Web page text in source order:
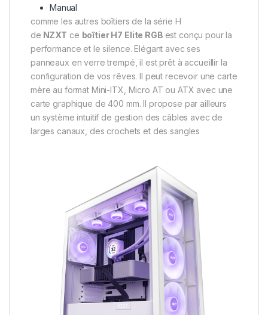
Manual
comme les autres boîtiers de la série H
de NZXT ce boîtier H7 Elite RGB est conçu pour la
performance et le silence. Elégant avec ses
panneaux en verre trempé, il est prêt à accueillir la
configuration de vos rêves. Il peut recevoir une carte
mère au format Mini-ITX, Micro AT ou ATX avec une
carte graphique de 400 mm. Il propose par ailleurs
un système intuitif de gestion des câbles avec de
larges canaux, des crochets et des sangles